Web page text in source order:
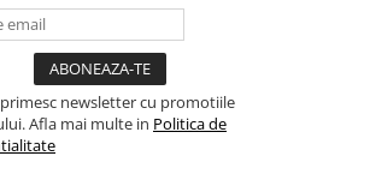
newsletter cu promotiile
Afla mai multe in Politica de